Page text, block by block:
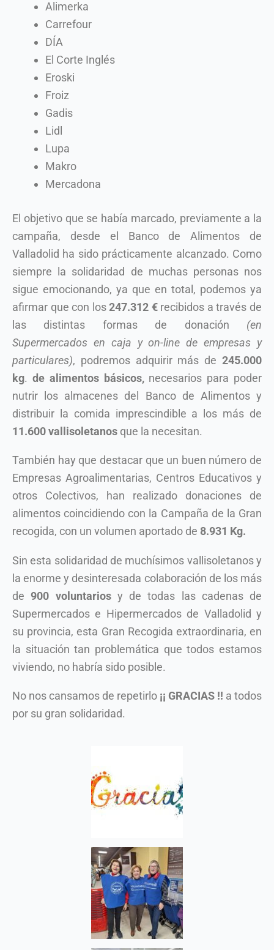
Alimerka
Carrefour
DÍA
El Corte Inglés
Eroski
Froiz
Gadis
Lidl
Lupa
Makro
Mercadona
El objetivo que se había marcado, previamente a la
campaña, desde el Banco de Alimentos de
Valladolid ha sido prácticamente alcanzado. Como
siempre la solidaridad de muchas personas nos
sigue emocionando, ya que en total, podemos ya
afirmar que con los247.312 €recibidos a través de
las distintas formas de donación (en
Supermercados en caja y on-line de empresas y
particulares), podremos adquirir más de 245.000
kg. de alimentos básicos,necesarios para poder
nutrir los almacenes del Banco de Alimentos y
distribuir la comida imprescindible a los más de
11.600 vallisoletanos que la necesitan.
También hay que destacar que un buen número de
Empresas Agroalimentarias, Centros Educativos y
otros Colectivos, han realizado donaciones de
alimentos coincidiendo con la Campaña de la Gran
recogida, con un volumen aportado de 8.931 Kg.
Sin esta solidaridad de muchísimos vallisoletanos y
la enorme y desinteresada colaboración de los más
de900 voluntariosy de todas las cadenas de
Supermercados e Hipermercados de Valladolid y
su provincia, esta Gran Recogida extraordinaria, en
la situación tan problemática que todos estamos
viviendo, no habría sido posible.
No nos cansamos de repetirlo ¡¡ GRACIAS !! a todos
por su gran solidaridad.